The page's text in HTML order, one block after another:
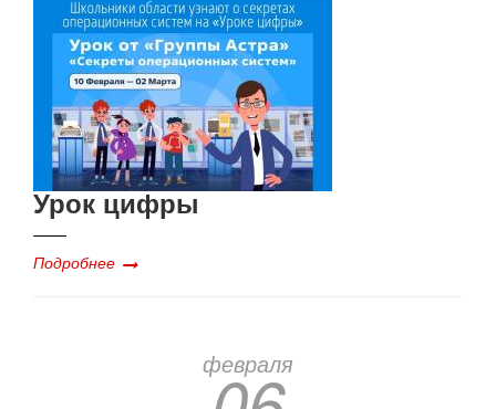
Урок цифры
Подробнее
февраля